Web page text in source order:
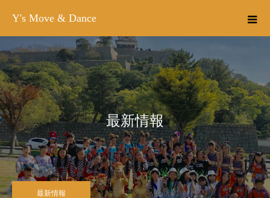
Y's Move & Dance
最新情報
最新情報